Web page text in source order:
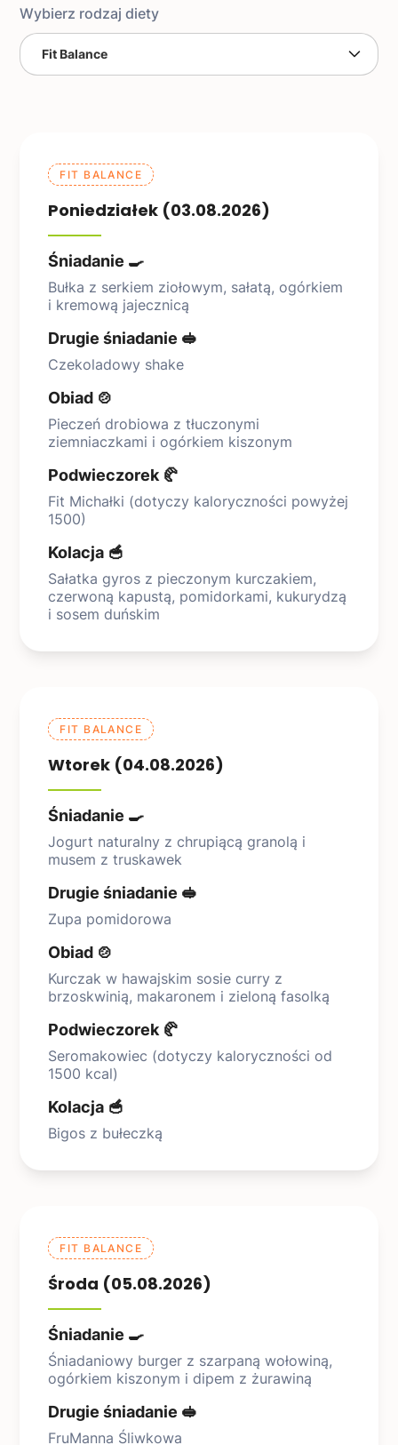
Wybierz rodzaj diety
FIT BALANCE
Poniedziałek (03.08.2026)
Śniadanie 🍳
Bułka z serkiem ziołowym, sałatą, ogórkiem
i kremową jajecznicą
Drugie śniadanie 🥪
Czekoladowy shake
Obiad 🍲
Pieczeń drobiowa z tłuczonymi
ziemniaczkami i ogórkiem kiszonym
Podwieczorek 🥐
Fit Michałki (dotyczy kaloryczności powyżej
1500)
Kolacja 🥣
Sałatka gyros z pieczonym kurczakiem,
czerwoną kapustą, pomidorkami, kukurydzą
i sosem duńskim
FIT BALANCE
Wtorek (04.08.2026)
Śniadanie 🍳
Jogurt naturalny z chrupiącą granolą i
musem z truskawek
Drugie śniadanie 🥪
Zupa pomidorowa
Obiad 🍲
Kurczak w hawajskim sosie curry z
brzoskwinią, makaronem i zieloną fasolką
Podwieczorek 🥐
Seromakowiec (dotyczy kaloryczności od
1500 kcal)
Kolacja 🥣
Bigos z bułeczką
FIT BALANCE
Środa (05.08.2026)
Śniadanie 🍳
Śniadaniowy burger z szarpaną wołowiną,
ogórkiem kiszonym i dipem z żurawiną
Drugie śniadanie 🥪
FruManna Śliwkowa